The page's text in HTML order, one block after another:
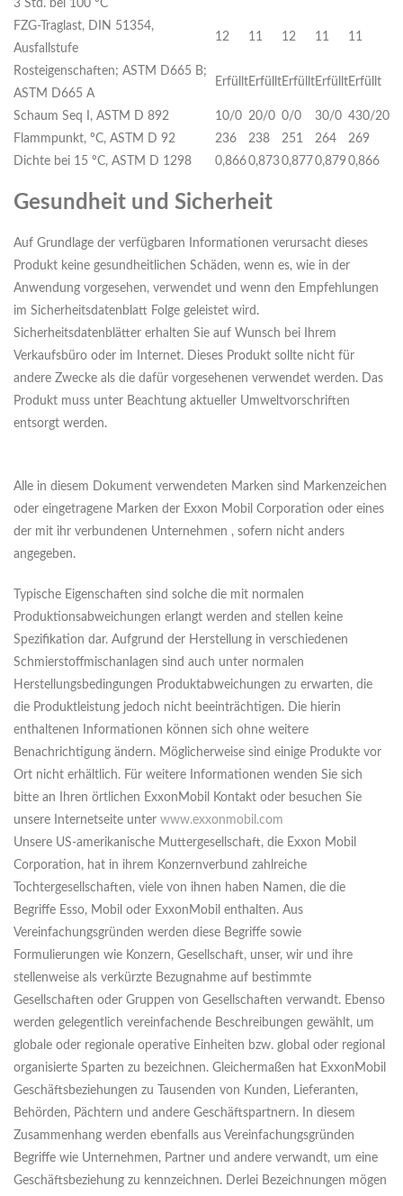
3 Std. bei 100 ºC
FZG-Traglast, DIN 51354,
Ausfallstufe
12 11 12 11 11
Rosteigenschaften; ASTM D665 B;
ASTM D665 A
ErfülltErfülltErfülltErfülltErfüllt
Schaum Seq I, ASTM D 892 10/0 20/0 0/0 30/0 430/20
Flammpunkt, ºC, ASTM D 92
236 238 251 264
269
Dichte bei 15 ºC, ASTM D 1298
0,8660,8730,877 0,8790,866
Gesundheit und Sicherheit
Auf Grundlage der verfügbaren Informationen verursacht dieses
Produkt keine gesundheitlichen Schäden, wenn es, wie in der
Anwendung vorgesehen, verwendet und wenn den Empfehlungen
im Sicherheitsdatenblatt Folge geleistet wird.
Sicherheitsdatenblätter erhalten Sie auf Wunsch bei Ihrem
Verkaufsbüro oder im Internet. Dieses Produkt sollte nicht für
andere Zwecke als die dafür vorgesehenen verwendet werden. Das
Produkt muss unter Beachtung aktueller Umweltvorschriften
entsorgt werden.
Alle in diesem Dokument verwendeten Marken sind Markenzeichen
oder eingetragene Marken der Exxon Mobil Corporation oder eines
der mit ihr verbundenen Unternehmen , sofern nicht anders
angegeben.
Typische Eigenschaften sind solche die mit normalen
Produktionsabweichungen erlangt werden and stellen keine
Spezifikation dar. Aufgrund der Herstellung in verschiedenen
Schmierstoffmischanlagen sind auch unter normalen
Herstellungsbedingungen Produktabweichungen zu erwarten, die
die Produktleistung jedoch nicht beeinträchtigen. Die hierin
enthaltenen Informationen können sich ohne weitere
Benachrichtigung ändern. Möglicherweise sind einige Produkte vor
Ort nicht erhältlich. Für weitere Informationen wenden Sie sich
bitte an Ihren örtlichen ExxonMobil Kontakt oder besuchen Sie
unsere Internetseite unter www.exxonmobil.com
Unsere US-amerikanische Muttergesellschaft, die Exxon Mobil
Corporation, hat in ihrem Konzernverbund zahlreiche
Tochtergesellschaften, viele von ihnen haben Namen, die die
Begriffe Esso, Mobil oder ExxonMobil enthalten. Aus
Vereinfachungsgründen werden diese Begriffe sowie
Formulierungen wie Konzern, Gesellschaft, unser, wir und ihre
stellenweise als verkürzte Bezugnahme auf bestimmte
Gesellschaften oder Gruppen von Gesellschaften verwandt. Ebenso
werden gelegentlich vereinfachende Beschreibungen gewählt, um
globale oder regionale operative Einheiten bzw. global oder regional
organisierte Sparten zu bezeichnen. Gleichermaßen hat ExxonMobil
Geschäftsbeziehungen zu Tausenden von Kunden, Lieferanten,
Behörden, Pächtern und andere Geschäftspartnern. In diesem
Zusammenhang werden ebenfalls aus Vereinfachungsgründen
Begriffe wie Unternehmen, Partner und andere verwandt, um eine
Geschäftsbeziehung zu kennzeichnen. Derlei Bezeichnungen mögen